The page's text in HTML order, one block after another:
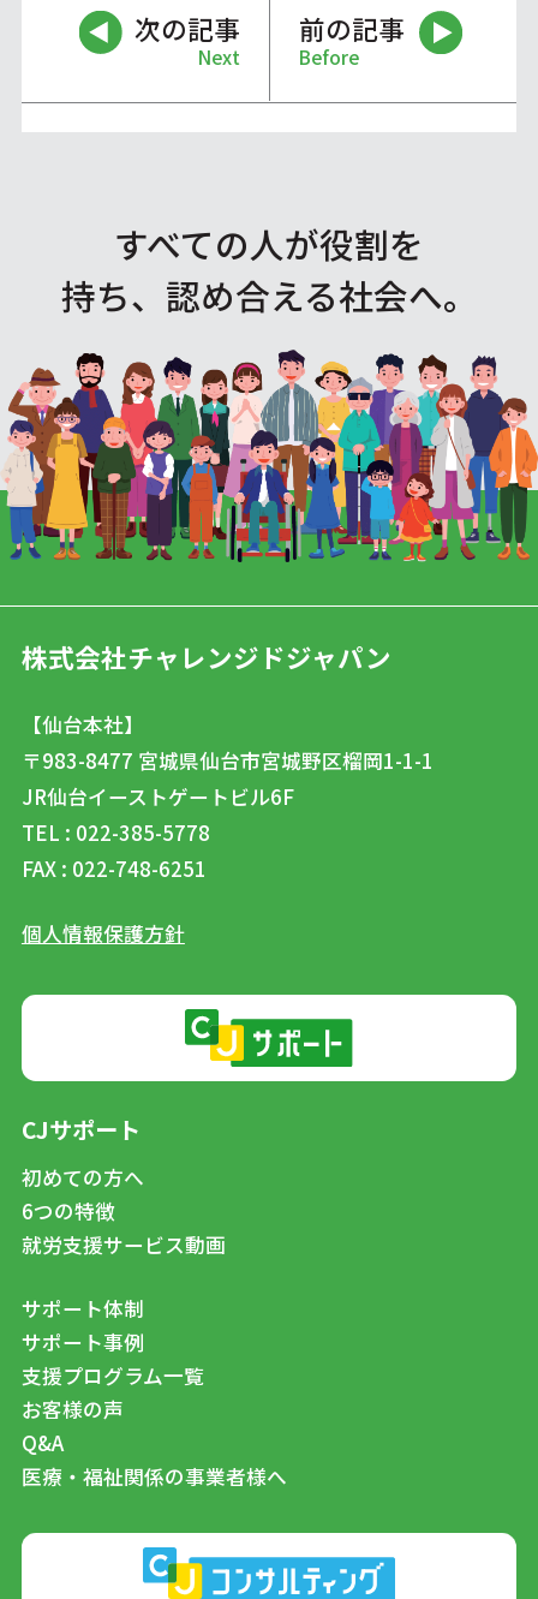
次の記事
Next
前の記事
Before
すべての人が役割を
持ち、認め合える社会へ。
株式会社チャレンジドジャパン
【仙台本社】
〒983-8477 宮城県仙台市宮城野区榴岡1-1-1
JR仙台イーストゲートビル6F
TEL : 022-385-5778
FAX : 022-748-6251
個人情報保護方針
CJサポート
初めての方へ
6つの特徴
就労支援サービス動画
サポート体制
サポート事例
支援プログラム一覧
お客様の声
Q&A
医療・福祉関係の事業者様へ